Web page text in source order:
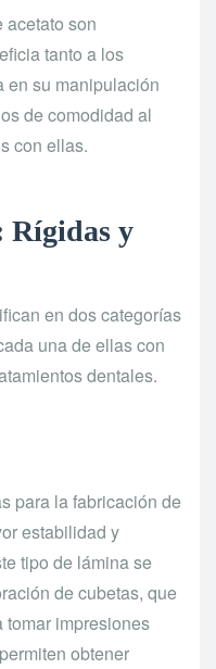
son
tanto a los
en su manipulación
de comodidad al
con ellas.
Rígidas y
en dos categorías
una de ellas con
dentales.
para la fabricación de
estabilidad y
tipo de lámina se
de cubetas, que
tomar impresiones
obtener